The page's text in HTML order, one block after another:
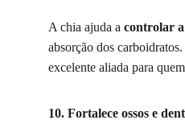
A chia ajuda a controlar
absorção dos
excelente aliada para
10. Fortalece ossos e